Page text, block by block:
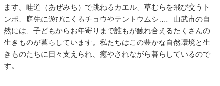
ます。畦道（あぜみち）で跳ねるカエル、草むらを飛び交うト
ンボ、庭先に遊びにくるチョウやテントウムシ…。山武市の自
然には、子どもからお年寄りまで誰もが触れ合えるたくさんの
生きものが暮らしています。私たちはこの豊かな自然環境と生
きものたちに日々支えられ、癒やされながら暮らしているので
す。